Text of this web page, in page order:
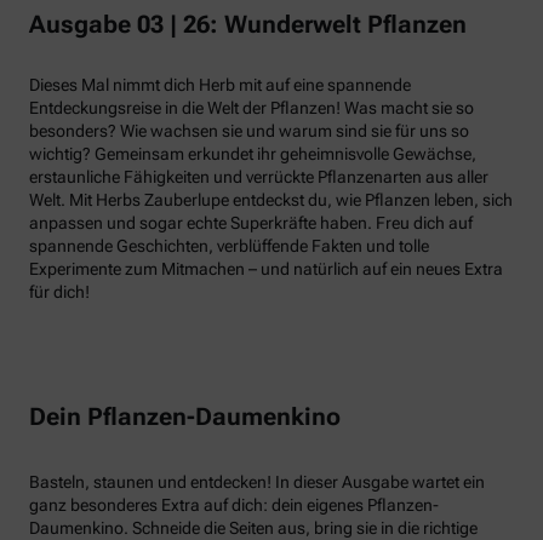
Ausgabe 03 | 26: Wunderwelt Pflanzen
Dieses Mal nimmt dich Herb mit auf eine spannende
Entdeckungsreise in die Welt der Pflanzen! Was macht sie so
besonders? Wie wachsen sie und warum sind sie für uns so
wichtig? Gemeinsam erkundet ihr geheimnisvolle Gewächse,
erstaunliche Fähigkeiten und verrückte Pflanzenarten aus aller
Welt. Mit Herbs Zauberlupe entdeckst du, wie Pflanzen leben, sich
anpassen und sogar echte Superkräfte haben. Freu dich auf
spannende Geschichten, verblüffende Fakten und tolle
Experimente zum Mitmachen – und natürlich auf ein neues Extra
für dich!
Dein Pflanzen-Daumenkino
Basteln, staunen und entdecken! In dieser Ausgabe wartet ein
ganz besonderes Extra auf dich: dein eigenes Pflanzen-
Daumenkino. Schneide die Seiten aus, bring sie in die richtige